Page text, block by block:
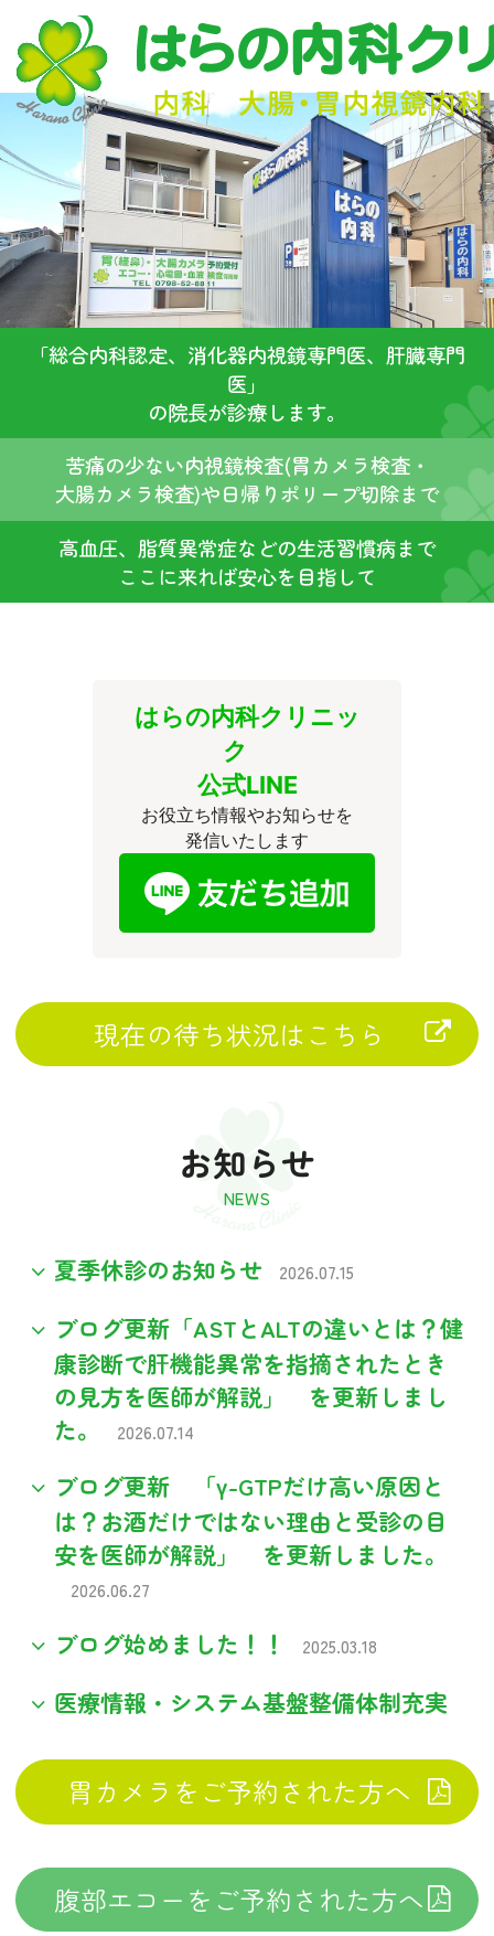
「総合内科認定、消化器内視鏡専門医、肝臓専門
医」
の院長が診療します。
苦痛の少ない内視鏡検査(胃カメラ検査・
大腸カメラ検査)や日帰りポリープ切除まで
高血圧、脂質異常症などの生活習慣病まで
ここに来れば安心を目指して
はらの内科クリニッ
ク
公式LINE
お役立ち情報やお知らせを
発信いたします
現在の待ち状況はこちら
お知らせ
夏季休診のお知らせ 2026.07.15
ブログ更新「ASTとALTの違いとは？健
康診断で肝機能異常を指摘されたとき
の見方を医師が解説」 を更新しまし
た。
2026.07.14
ブログ更新 「γ-GTPだけ高い原因と
は？お酒だけではない理由と受診の目
安を医師が解説」 を更新しました。
2026.06.27
ブログ始めました！！ 2025.03.18
医療情報・システム基盤整備体制充実
神戸新聞朝刊「カルテQ&A」に当院院
長が回答した記事が掲載されました。
2022.07.01
院長がラジオ出演します。 2017.01.30
胃カメラをご予約された方へ
腹部エコーをご予約された方へ